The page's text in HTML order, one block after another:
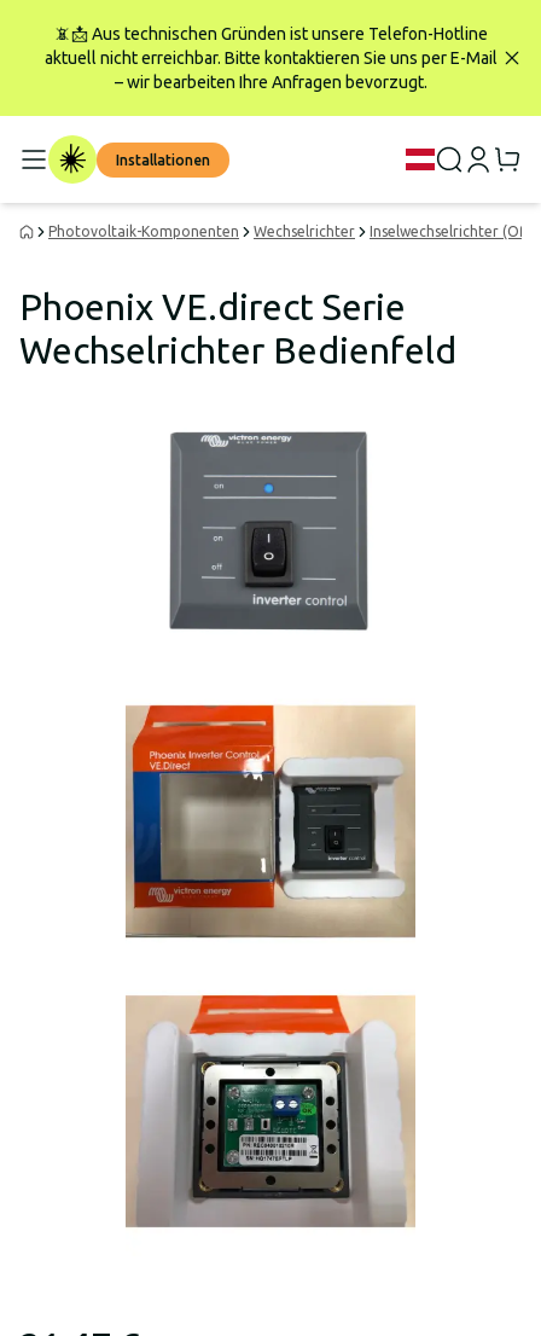
📵📩 Aus technischen Gründen ist unsere Telefon-Hotline
aktuell nicht erreichbar. Bitte kontaktieren Sie uns per E-Mail
– wir bearbeiten Ihre Anfragen bevorzugt.
Installationen
Photovoltaik-Komponenten Wechselrichter Inselwechselrichter (Off-
Phoenix VE.direct Serie
Wechselrichter Bedienfeld